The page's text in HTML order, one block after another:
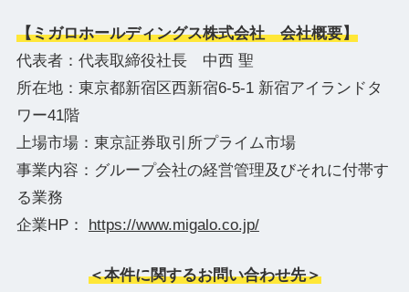
【ミガロホールディングス株式会社 会社概要】
代表者：代表取締役社長 中西 聖
所在地：東京都新宿区西新宿6-5-1 新宿アイランドタ
ワー41階
上場市場：東京証券取引所プライム市場
事業内容：グループ会社の経営管理及びそれに付帯す
る業務
企業HP： https://www.migalo.co.jp/
＜本件に関するお問い合わせ先＞